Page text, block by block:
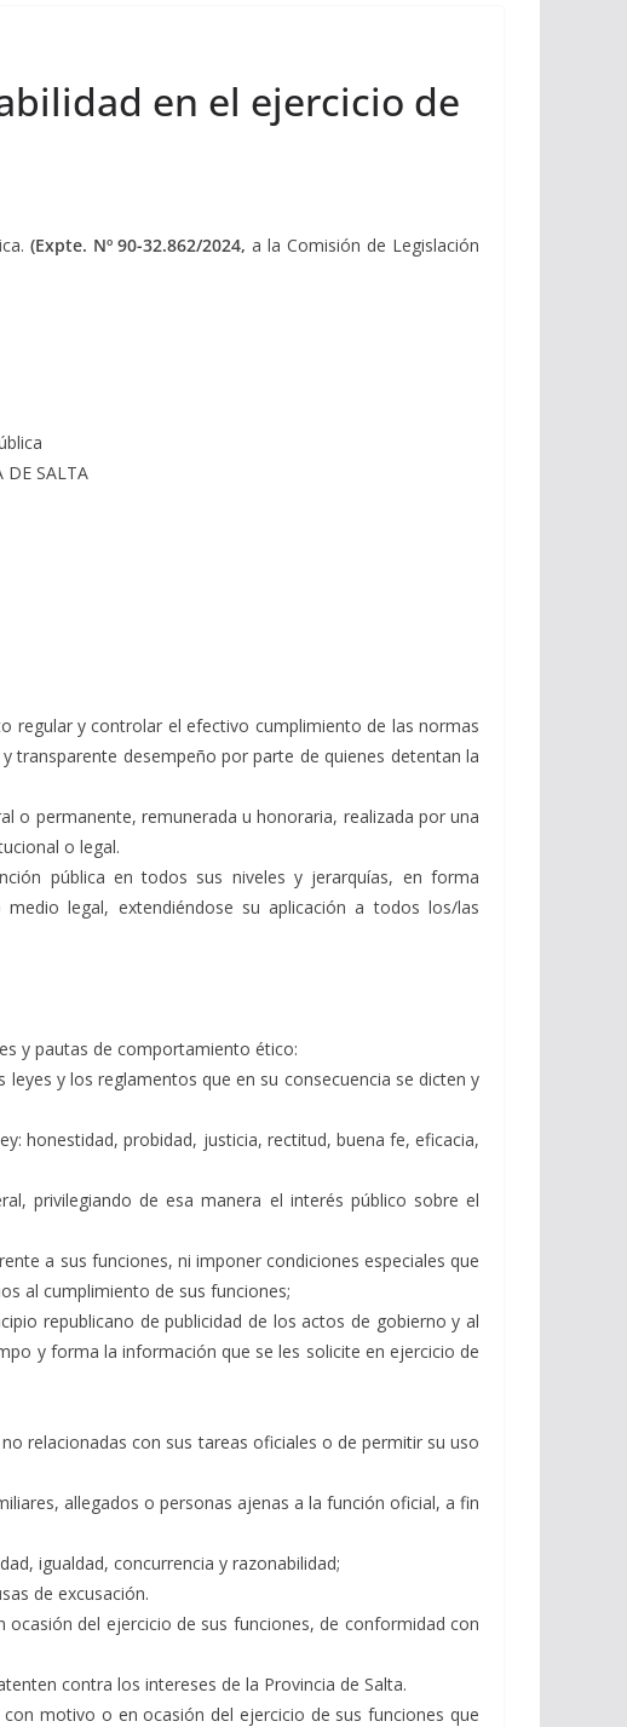
en el ejercicio de
(Expte. Nº 90-32.862/2024,a la Comisión de Legislación
DE SALTA
regular y controlar el efectivo cumplimiento de las normas
transparente desempeño por parte de quienes detentan la
o permanente, remunerada u honoraria, realizada por una
o legal.
pública en todos sus niveles y jerarquías, en forma
legal, extendiéndose su aplicación a todos los/las
y pautas de comportamiento ético:
y los reglamentos que en su consecuencia se dicten y
honestidad, probidad, justicia, rectitud, buena fe, eficacia,
privilegiando de esa manera el interés público sobre el
a sus funciones, ni imponer condiciones especiales que
al cumplimiento de sus funciones;
republicano de publicidad de los actos de gobierno y al
y forma la información que se les solicite en ejercicio de
relacionadas con sus tareas oficiales o de permitir su uso
allegados o personas ajenas a la función oficial, a fin
igualdad, concurrencia y razonabilidad;
de excusación.
del ejercicio de sus funciones, de conformidad con
contra los intereses de la Provincia de Salta.
motivo o en ocasión del ejercicio de sus funciones que